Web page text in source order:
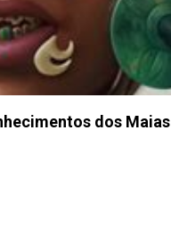
dos Maias